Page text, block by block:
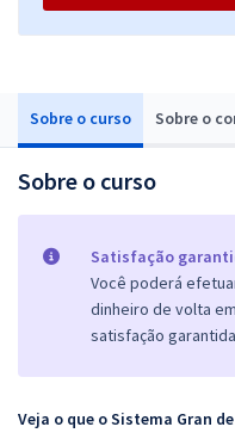
Sobre o curso Sobre o
Sobre o curso
Satisfação
Você poderá
dinheiro de volta
satisfação
Veja o que o Sistema Gran